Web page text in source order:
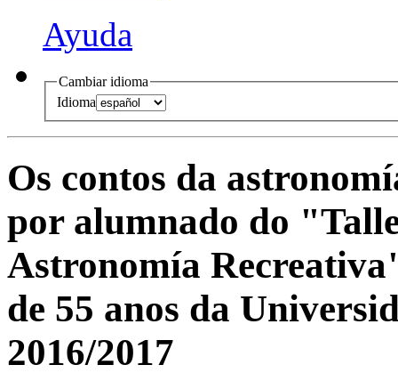
Ayuda
Cambiar idioma
Idioma
Os contos da
por alumnado do
Astronomía
de 55 anos da
2016/2017